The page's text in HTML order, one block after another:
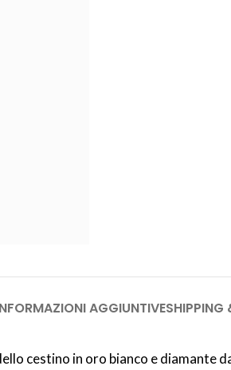
AGGIUNTIVESHIPPING
cestino in oro bianco e diamante da